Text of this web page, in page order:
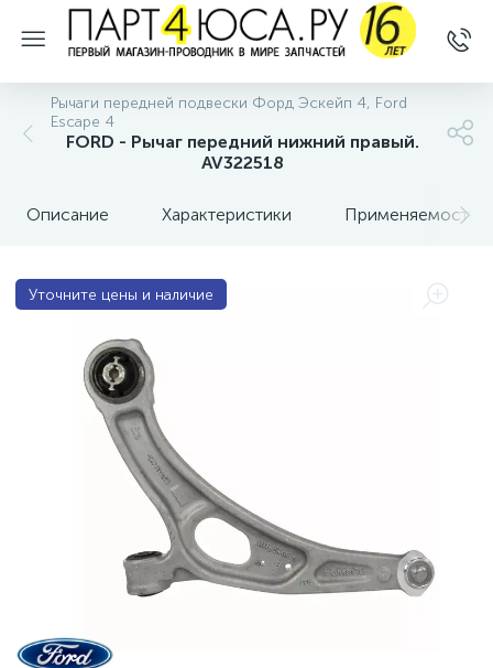
Рычаги передней подвески Форд Эскейп 4, Ford
Escape 4
FORD - Рычаг передний нижний правый.
AV322518
Описание Характеристики Применяемость
Уточните цены и наличие